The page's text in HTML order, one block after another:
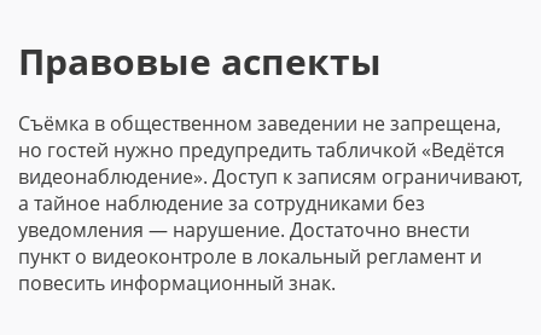
Правовые аспекты
Съёмка в общественном заведении не запрещена,
но гостей нужно предупредить табличкой «Ведётся
видеонаблюдение». Доступ к записям ограничивают,
а тайное наблюдение за сотрудниками без
уведомления — нарушение. Достаточно внести
пункт о видеоконтроле в локальный регламент и
повесить информационный знак.